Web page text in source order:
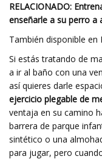
RELACIONADO:
enseñarle a su perro a
También disponible en
Si estás tratando de
a ir al baño con una
así quieres darle
ejercicio plegable de
ventaja en su camino
barrera de parque
sintético o una
para jugar, pero